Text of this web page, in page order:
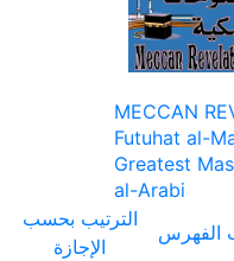
MECCAN
Futuhat al-
Greatest
al-Arabi
الفهرس
الترتيب بحسب
الإجازة